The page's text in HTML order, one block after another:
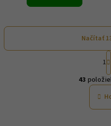
O
l
Načítať
r
n
1
43